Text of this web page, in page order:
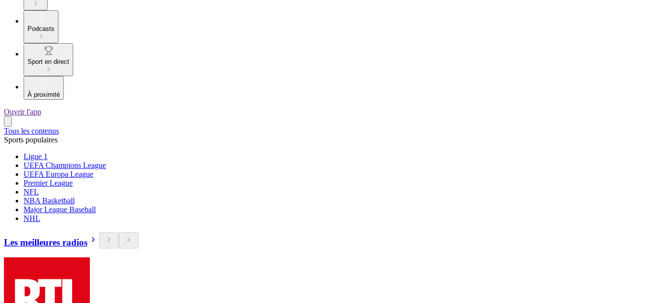
Podcasts
Sport en direct
À proximité
Ouvrir l'app
Tous les contenus
Sports populaires
Ligue 1
UEFA Champions League
UEFA Europa League
Premier League
NFL
NBA Basketball
Major League Baseball
NHL
Les meilleures radios